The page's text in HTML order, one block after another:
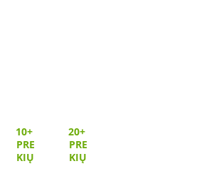
20+
PRE
KIŲ
10+
PRE
KIŲ